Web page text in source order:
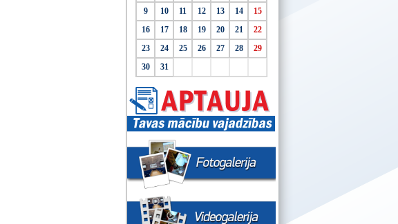
9
10 11 12 13 14
15
16
17 18 19 20 21
22
23
24 25 26 27 28
29
30
31